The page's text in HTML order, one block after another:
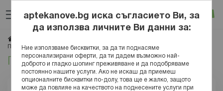
към
съдържанието
Вход
Пикочно-полова система
Пикочно-полова система
aptekanove.bg иска съгласието Ви, за
да използва личните Ви данни за:
Ние използваме бисквитки, за да ти поднасяме
персонализирани оферти, да ти дадем възможно най-
доброто и гладко шопинг преживяване и да подобряваме
постоянно нашите услуги. Ако не искаш да приемеш
опционалните бисквитки по-долу, това ще е жалко, защото
може да повлияе на качеството на поднесените услуги при